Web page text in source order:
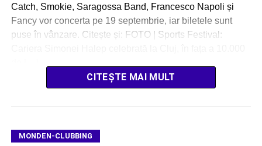
Catch, Smokie, Saragossa Band, Francesco Napoli și
Fancy vor concerta pe 19 septembrie, iar biletele sunt
puse în vânzare. Citește și: FOTO | Sports Festival:
CITEȘTE MAI MULT
MONDEN-CLUBBING